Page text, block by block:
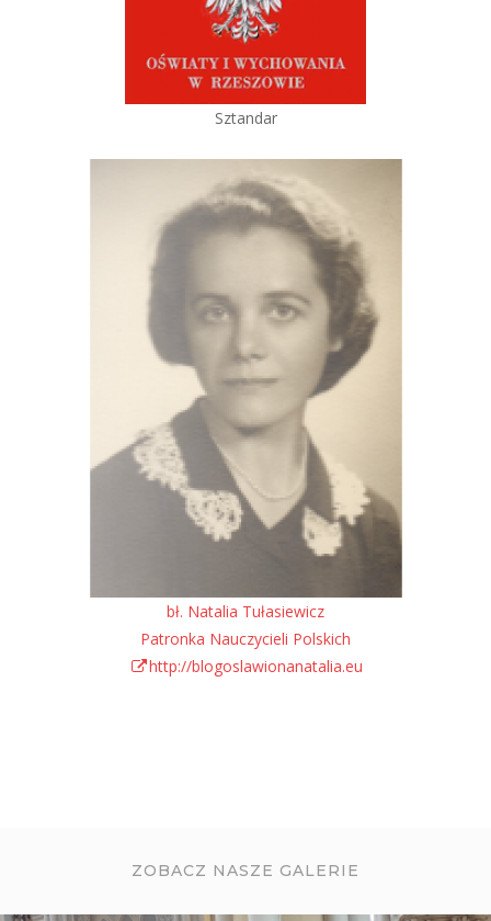
Sztandar
bł. Natalia Tułasiewicz
Patronka Nauczycieli Polskich
http://blogoslawionanatalia.eu
ZOBACZ NASZE GALERIE